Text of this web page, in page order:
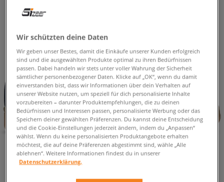
Wir schützten deine Daten
Wir geben unser Bestes, damit die Einkäufe unserer Kunden erfolgreich
sind und die ausgewählten Produkte optimal zu ihren Bedürfnissen
passen. Dabei handeln wir stets unter voller Wahrung der Sicherheit
sämtlicher personenbezogener Daten. Klicke auf „OK“, wenn du damit
einverstanden bist, dass wir Informationen über dein Verhalten auf
unserer Website nutzen, um speziell für dich personalisierte Inhalte
vorzubereiten – darunter Produktempfehlungen, die zu deinen
Bedürfnissen und Interessen passen, personalisierte Werbung oder das
Speichern deiner gewählten Präferenzen. Du kannst deine Entscheidung
und die Cookie-Einstellungen jederzeit ändern, indem du „Anpassen“
wählst. Wenn du keine personalisierten Produktangebote erhalten
möchtest, die auf deine Präferenzen abgestimmt sind, wähle „Alle
ablehnen“. Weitere Informationen findest du in unserer
Datenschutzerklärung.